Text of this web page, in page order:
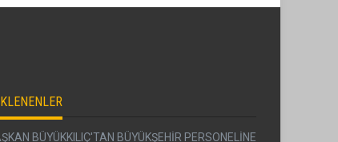
BÜYÜKKILIÇ'TAN BÜYÜKŞEHİR PERSONELİNE